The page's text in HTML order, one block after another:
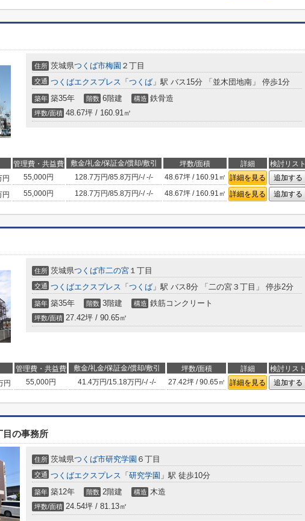
住所 茨城県つくば市梅園 ２丁目
交通 つくばエクスプレス 「 つくば 」駅 バス15分 「並木団地南」 停歩1分
築年 築35年 階数 6階建 構造 鉄骨造
坪数/面積 48.67坪 / 160.91㎡
管理費・共益費 敷金/礼金/保証金/償却/敷引 坪数/面積 詳細
検討リスト
円 55,000円 128.7万円/85.8万円/-/-/- 48.67坪 / 160.91㎡ 詳細を見る
追加する
円 55,000円 128.7万円/85.8万円/-/-/- 48.67坪 / 160.91㎡ 詳細を見る 追加する
住所 茨城県つくば市二の宮 １丁目
交通 つくばエクスプレス 「 つくば 」駅 バス8分 「二の宮３丁目」 停歩2分
築年 築35年 階数 3階建 構造 鉄筋コンクリート
坪数/面積 27.42坪 / 90.65㎡
管理費・共益費 敷金/礼金/保証金/償却/敷引 坪数/面積 詳細
検討リスト
円 55,000円 41.4万円/15.18万円/-/-/- 27.42坪 / 90.65㎡ 詳細を見る 追加する
目の事務所
住所 茨城県つくば市研究学園 ６丁目
交通 つくばエクスプレス 「 研究学園 」駅 徒歩10分
築年 築12年 階数 2階建 構造 木造
坪数/面積 24.54坪 / 81.13㎡